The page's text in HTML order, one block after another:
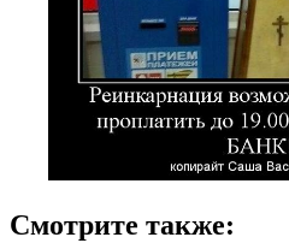
Смотрите также: